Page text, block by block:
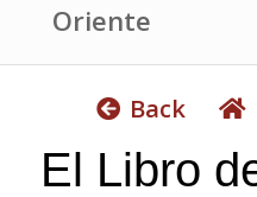
w
Oriente
Back
El Libro